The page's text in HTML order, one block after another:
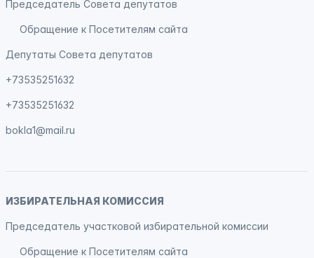
Председатель Совета депутатов
Обращение к Посетителям сайта
Депутаты Совета депутатов
+73535251632
+73535251632
bokla1@mail.ru
ИЗБИРАТЕЛЬНАЯ КОМИССИЯ
Председатель участковой избирательной комиссии
Обращение к Посетителям сайта